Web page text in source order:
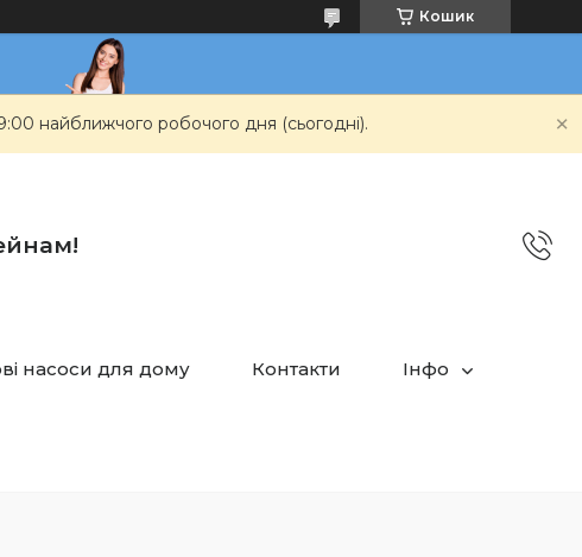
Кошик
найближчого робочого дня (сьогодні).
насоси для дому Контакти Інфо